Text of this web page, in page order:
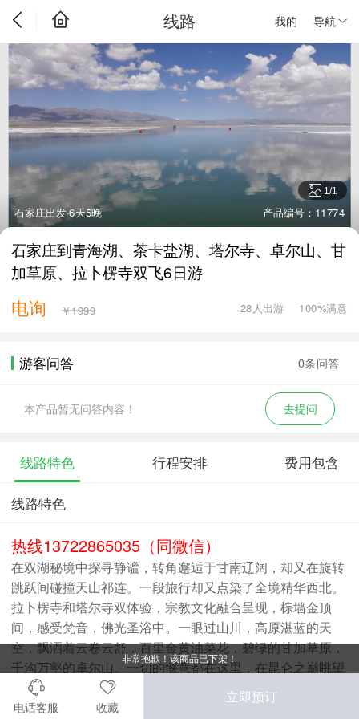
我的 导航
线路
1/1
石家庄出发·6天5晚 产品编号：11774
石家庄到青海湖、茶卡盐湖、塔尔寺、卓尔山、甘
加草原、拉卜楞寺双飞6日游
电询 ￥1999 28人出游 100%满意
游客问答 0条问答
本产品暂无问答内容！ 去提问
线路特色 行程安排 费用包含
线路特色
热线13722865035（同微信）
在双湖秘境中探寻静谧，转角邂逅于甘南辽阔，却又在旋转
跳跃间碰撞天山祁连。一段旅行却又点染了全境精华西北。
拉卜楞寺和塔尔寺双体验，宗教文化融合呈现，棕墙金顶
间，感受梵音，佛光圣浴中。一眼过山川，高原湛蓝的天
空，飘洒着云卷云舒，百里金黄油菜花，碧绿的甘加草原，
千沟万壑的卓尔山。一切的惬意都在这里，在昆仑之巅眺望
七彩经幡，在天空之镜佛遇嘹亮梵音，在青海湖畔彩绘高原
画卷，行云流水，我在醉情大西北等候你不期的遇见。
非常抱歉！该商品已下架！
电话客服 收藏
立即预订